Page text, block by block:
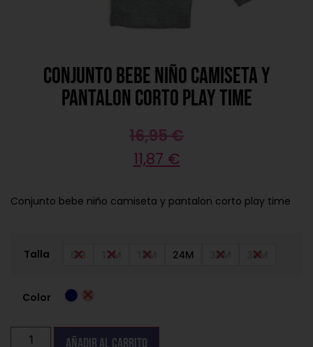
Conjunto bebe niño camiseta y
pantalon corto play time
16,95€
11,87 €
Conjunto bebe niño camiseta y pantalon corto play time
Talla 6M 12M 18M 24M 30M 36M
Color
Añadir al carrito